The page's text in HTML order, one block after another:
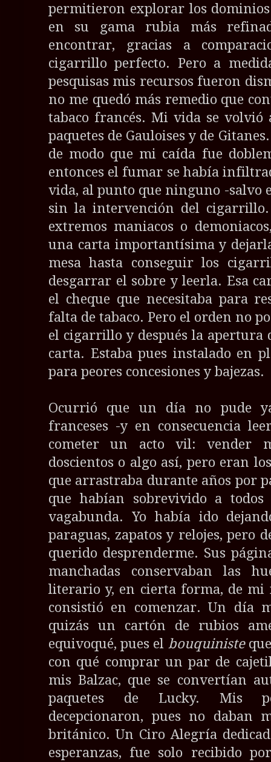
permitieron explorar los
en su gama rubia más
encontrar, gracias a
cigarrillo perfecto. Pero a
pesquisas mis recursos fueron
no me quedó más remedio que
tabaco francés. Mi vida se volvió
paquetes de Gauloises y de
de modo que mi caída fue
entonces el fumar se había
vida, al punto que ninguno -salvo
sin la intervención del cigarrillo.
extremos maniacos o
una carta importantísima y
mesa hasta conseguir los
desgarrar el sobre y leerla. Esa
el cheque que necesitaba para
falta de tabaco. Pero el orden no
el cigarrillo y después la apertura
carta. Estaba pues instalado en
para peores concesiones y bajezas.
Ocurrió que un día no pude
franceses -y en consecuencia
cometer un acto vil: vender
doscientos o algo así, pero eran
que arrastraba durante años por
que habían sobrevivido a
vagabunda. Yo había ido
paraguas, zapatos y relojes, pero
querido desprenderme. Sus
manchadas conservaban las
literario y, en cierta forma, de
consistió en comenzar. Un día
quizás un cartón de rubios
equivoqué, pues el bouquinisteque
con qué comprar un par de
mis Balzac, que se convertían
paquetes de Lucky. Mis
decepcionaron, pues no daban
británico. Un Ciro Alegría
esperanzas, fue solo recibido